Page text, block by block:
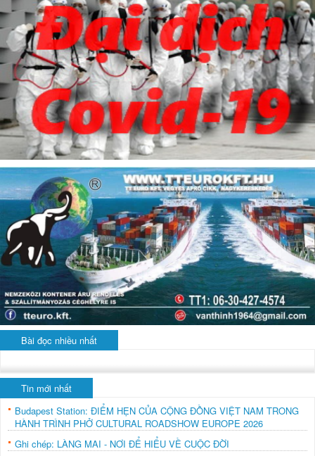
Bài đọc nhiều nhất
Tin mới nhất
Budapest Station: ĐIỂM HẸN CỦA CỘNG ĐỒNG VIỆT NAM TRONG
HÀNH TRÌNH PHỞ CULTURAL ROADSHOW EUROPE 2026
Ghi chép: LÀNG MAI - NƠI ĐỂ HIỂU VỀ CUỘC ĐỜI